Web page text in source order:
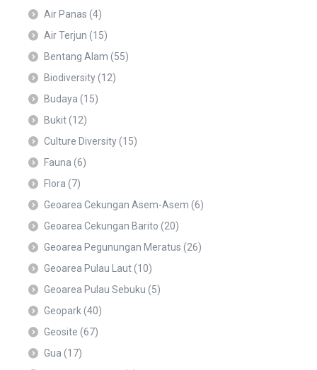
Air Panas (4)
Air Terjun (15)
Bentang Alam (55)
Biodiversity(12)
Budaya (15)
Bukit(12)
Culture Diversity(15)
Fauna (6)
Flora (7)
Geoarea Cekungan Asem-Asem (6)
Geoarea Cekungan Barito (20)
Geoarea Pegunungan Meratus (26)
Geoarea Pulau Laut(10)
Geoarea Pulau Sebuku (5)
Geopark(40)
Geosite (67)
Gua (17)